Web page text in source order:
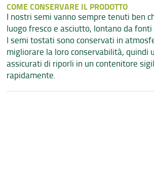
COME CONSERVARE IL PRODOTTO
I nostri semi vanno sempre tenuti ben
luogo fresco e asciutto, lontano da fonti
I semi tostati sono conservati in
migliorare la loro conservabilità, quindi
assicurati di riporli in un contenitore
rapidamente.